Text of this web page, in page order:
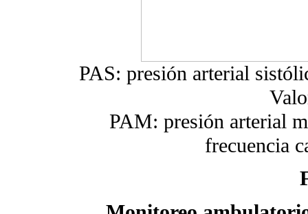
PAS: presión arterial
PAM: presión arterial
frecuencia